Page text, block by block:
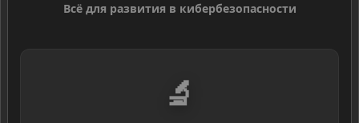
Всё для развития в кибербезопасности
🔬